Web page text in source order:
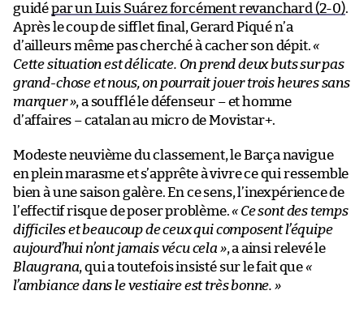
guidépar un Luis Suárez forcément revanchard (2-0).
Après le coup de sifflet final, Gerard Piqué n’a
d’ailleurs même pas cherché à cacher son dépit.«
Cette situation est délicate. On prend deux buts sur pas
grand-chose et nous, on pourrait jouer trois heures sans
marquer », a soufflé le défenseur – et homme
d’affaires – catalan au micro de Movistar+.
Modeste neuvième du classement, le Barça navigue
en plein marasme et s’apprête à vivre ce qui ressemble
bien à une saison galère. En ce sens, l’inexpérience de
l’effectif risque de poser problème.« Ce sont des temps
difficiles et beaucoup de ceux qui composent l’équipe
aujourd’hui n’ont jamais vécu cela », a ainsi relevé le
Blaugrana, qui a toutefois insisté sur le fait que«
l’ambiance dans le vestiaire est très bonne. »